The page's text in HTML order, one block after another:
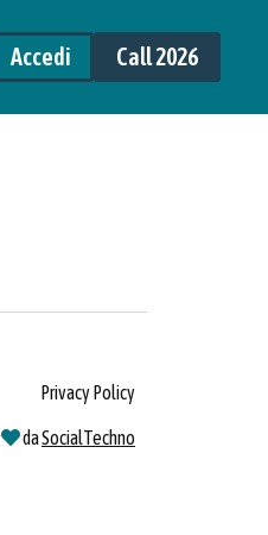
Accedi Call 2026
Privacy Policy
daSocialTechno